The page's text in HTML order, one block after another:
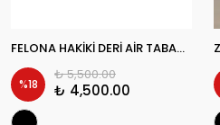
FELONA HAKİKİ DERİ AİR TABAN GÜNLÜK ERKEK SNEAKER AYAKKABI
%18
₺ 5,500.00
₺ 4,500.00